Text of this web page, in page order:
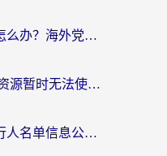
番茄小说在英国用不了怎么办？海外党亲测有效的回国加速解决方案
咪咕音乐版权方要求,该资源暂时无法使用？海外党这样解决听歌听书+看剧炒股难题
在瑞士用全国失信被执行人名单信息公布与查询地区限制怎么办？还能看欧洲杯直播和咪咕视频吗？